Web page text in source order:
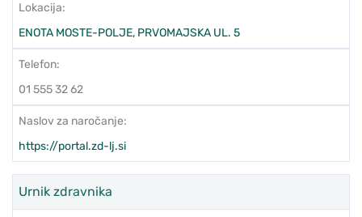
Lokacija:
ENOTA MOSTE-POLJE, PRVOMAJSKA UL. 5
Telefon:
01 555 32 62
Naslov za naročanje:
https://portal.zd-lj.si
Urnik zdravnika